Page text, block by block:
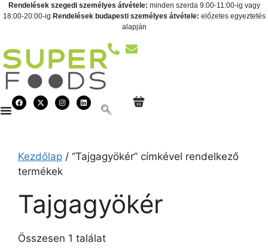
Rendelések szegedi személyes átvétele: minden szerda 9:00-11:00-ig vagy
18:00-20:00-ig Rendelések budapesti személyes átvétele: előzetes egyeztetés
alapján
Kezdőlap / “Tajgagyökér” címkével rendelkező
termékek
Tajgagyökér
Összesen 1 találat